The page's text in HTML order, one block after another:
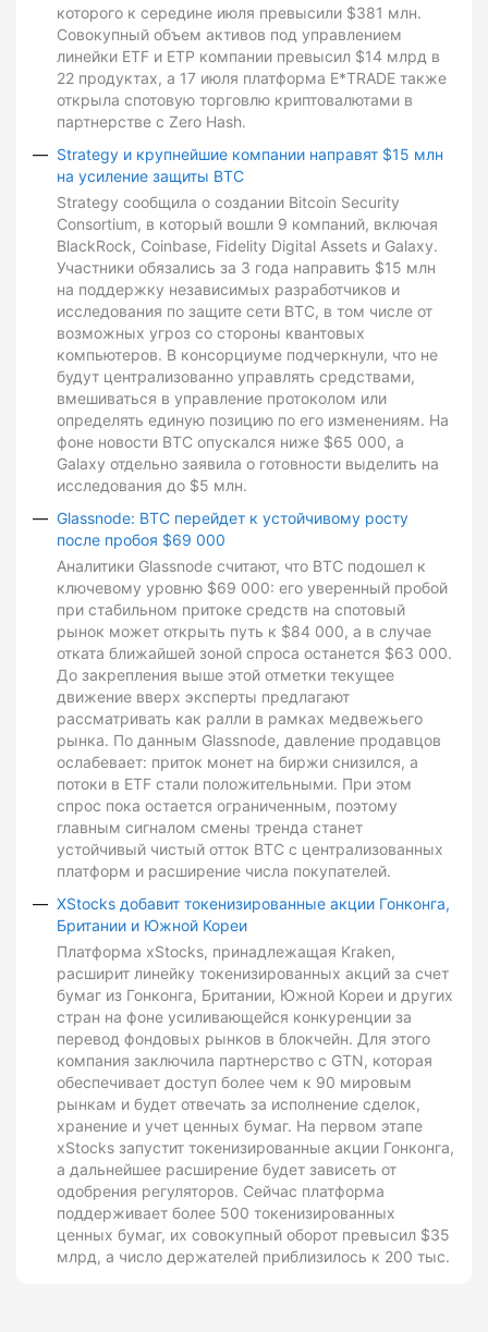
которого к середине июля превысили $381 млн.
Совокупный объем активов под управлением
линейки ETF и ETP компании превысил $14 млрд в
22 продуктах, а 17 июля платформа E*TRADE также
открыла спотовую торговлю криптовалютами в
партнерстве с Zero Hash.
Strategy и крупнейшие компании направят $15 млн
на усиление защиты BTC
Strategy сообщила о создании Bitcoin Security
Consortium, в который вошли 9 компаний, включая
BlackRock, Coinbase, Fidelity Digital Assets и Galaxy.
Участники обязались за 3 года направить $15 млн
на поддержку независимых разработчиков и
исследования по защите сети BTC, в том числе от
возможных угроз со стороны квантовых
компьютеров. В консорциуме подчеркнули, что не
будут централизованно управлять средствами,
вмешиваться в управление протоколом или
определять единую позицию по его изменениям. На
фоне новости BTC опускался ниже $65 000, а
Galaxy отдельно заявила о готовности выделить на
исследования до $5 млн.
Glassnode: BTC перейдет к устойчивому росту
после пробоя $69 000
Аналитики Glassnode считают, что BTC подошел к
ключевому уровню $69 000: его уверенный пробой
при стабильном притоке средств на спотовый
рынок может открыть путь к $84 000, а в случае
отката ближайшей зоной спроса останется $63 000.
До закрепления выше этой отметки текущее
движение вверх эксперты предлагают
рассматривать как ралли в рамках медвежьего
рынка. По данным Glassnode, давление продавцов
ослабевает: приток монет на биржи снизился, а
потоки в ETF стали положительными. При этом
спрос пока остается ограниченным, поэтому
главным сигналом смены тренда станет
устойчивый чистый отток BTC с централизованных
платформ и расширение числа покупателей.
XStocks добавит токенизированные акции Гонконга,
Британии и Южной Кореи
Платформа xStocks, принадлежащая Kraken,
расширит линейку токенизированных акций за счет
бумаг из Гонконга, Британии, Южной Кореи и других
стран на фоне усиливающейся конкуренции за
перевод фондовых рынков в блокчейн. Для этого
компания заключила партнерство с GTN, которая
обеспечивает доступ более чем к 90 мировым
рынкам и будет отвечать за исполнение сделок,
хранение и учет ценных бумаг. На первом этапе
xStocks запустит токенизированные акции Гонконга,
а дальнейшее расширение будет зависеть от
одобрения регуляторов. Сейчас платформа
поддерживает более 500 токенизированных
ценных бумаг, их совокупный оборот превысил $35
млрд, а число держателей приблизилось к 200 тыс.